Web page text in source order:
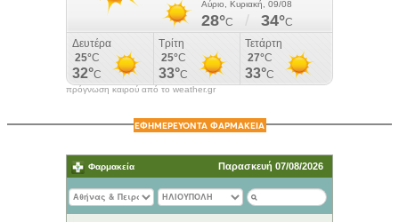
πρόγνωση καιρού από το weather.gr
ΕΦΗΜΕΡΕΥΟΝΤΑ ΦΑΡΜΑΚΕΙΑ